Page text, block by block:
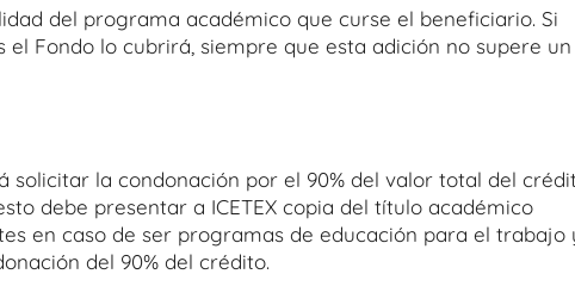
del programa académico que curse el beneficiario. Si
Fondo lo cubrirá, siempre que esta adición no supere un
la condonación por el 90% del valor total del
debe presentar a ICETEX copia del título académico
en caso de ser programas de educación para el trabajo
del 90% del crédito.